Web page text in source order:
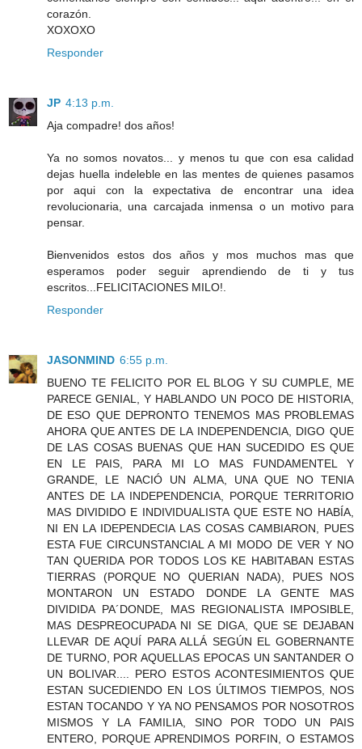
corazón.
XOXOXO
Responder
JP 4:13 p.m.
Aja compadre! dos años!
Ya no somos novatos... y menos tu que con esa calidad
dejas huella indeleble en las mentes de quienes pasamos
por aqui con la expectativa de encontrar una idea
revolucionaria, una carcajada inmensa o un motivo para
pensar.
Bienvenidos estos dos años y mos muchos mas que
esperamos poder seguir aprendiendo de ti y tus
escritos...FELICITACIONES MILO!.
Responder
JASONMIND 6:55 p.m.
BUENO TE FELICITO POR EL BLOG Y SU CUMPLE, ME
PARECE GENIAL, Y HABLANDO UN POCO DE HISTORIA,
DE ESO QUE DEPRONTO TENEMOS MAS PROBLEMAS
AHORA QUE ANTES DE LA INDEPENDENCIA, DIGO QUE
DE LAS COSAS BUENAS QUE HAN SUCEDIDO ES QUE
EN LE PAIS, PARA MI LO MAS FUNDAMENTEL Y
GRANDE, LE NACIÓ UN ALMA, UNA QUE NO TENIA
ANTES DE LA INDEPENDENCIA, PORQUE TERRITORIO
MAS DIVIDIDO E INDIVIDUALISTA QUE ESTE NO HABÍA,
NI EN LA IDEPENDECIA LAS COSAS CAMBIARON, PUES
ESTA FUE CIRCUNSTANCIAL A MI MODO DE VER Y NO
TAN QUERIDA POR TODOS LOS KE HABITABAN ESTAS
TIERRAS (PORQUE NO QUERIAN NADA), PUES NOS
MONTARON UN ESTADO DONDE LA GENTE MAS
DIVIDIDA PA´DONDE, MAS REGIONALISTA IMPOSIBLE,
MAS DESPREOCUPADA NI SE DIGA, QUE SE DEJABAN
LLEVAR DE AQUÍ PARA ALLÁ SEGÚN EL GOBERNANTE
DE TURNO, POR AQUELLAS EPOCAS UN SANTANDER O
UN BOLIVAR.... PERO ESTOS ACONTESIMIENTOS QUE
ESTAN SUCEDIENDO EN LOS ÚLTIMOS TIEMPOS, NOS
ESTAN TOCANDO Y YA NO PENSAMOS POR NOSOTROS
MISMOS Y LA FAMILIA, SINO POR TODO UN PAIS
ENTERO, PORQUE APRENDIMOS PORFIN, O ESTAMOS